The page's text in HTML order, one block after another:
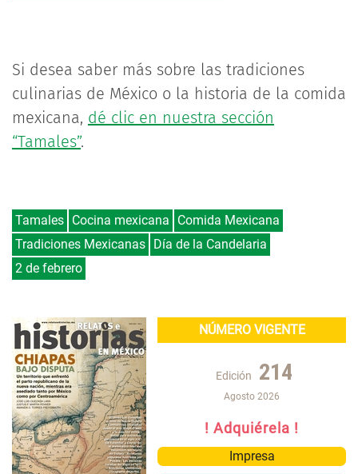
Si desea saber más sobre las tradiciones
culinarias de México o la historia de la comida
mexicana, dé clic en nuestra sección
“Tamales”.
Tamales Cocina mexicana
Comida Mexicana
Tradiciones Mexicanas Día de la Candelaria
2 de febrero
NÚMERO VIGENTE
Edición 214
Agosto 2026
! Adquiérela !
Impresa